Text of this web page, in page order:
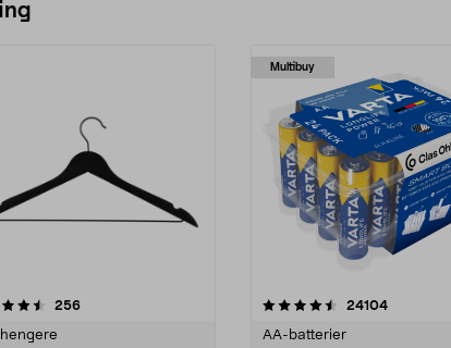
256anmeldelser
Multibuy
4.5av 5 stjerner 24104
AA-batterier
4.5av 5 stjerner